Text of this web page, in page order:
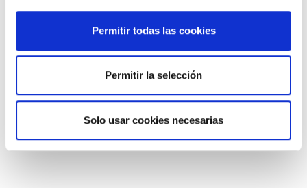
Permitir todas las cookies
Permitir la selección
Solo usar cookies necesarias
incompetencia de los responsables
empresariales y la nula implicación de la
propiedad, hoy no haya continuidad para un
proyecto empresarial como el de La